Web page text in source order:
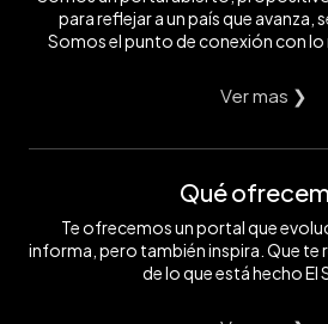
para reflejar a un país que avanza,
Somos el punto de conexión con lo
Ver mas ❯
Qué
Te ofrecemos un portal que
informa, pero también inspira. Que te
de lo que está hecho El